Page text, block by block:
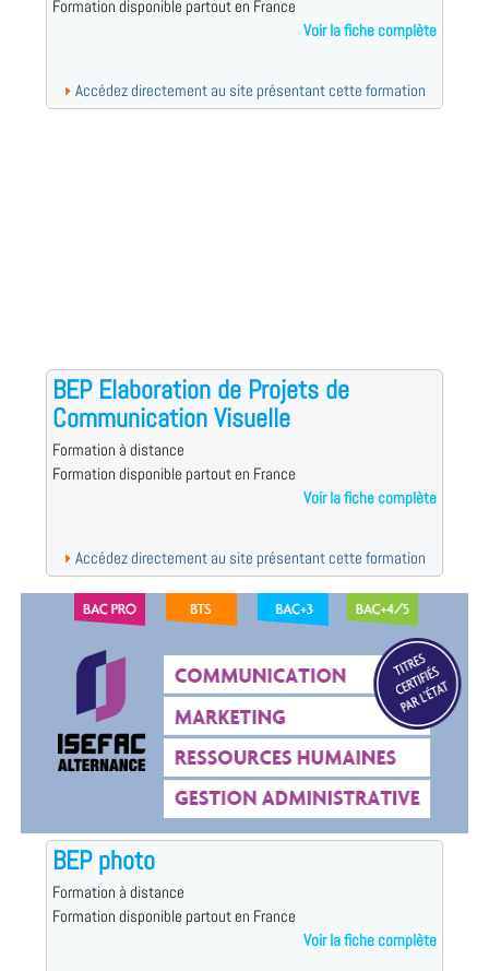
Formation disponible partout en France
Voir la fiche complète
Accédez directement au site présentant cette formation
BEP Elaboration de Projets de
Communication Visuelle
Formation à distance
Formation disponible partout en France
Voir la fiche complète
Accédez directement au site présentant cette formation
BEP photo
Formation à distance
Formation disponible partout en France
Voir la fiche complète